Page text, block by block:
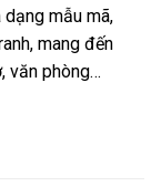
mẫu mã,
mang đến
văn phòng…